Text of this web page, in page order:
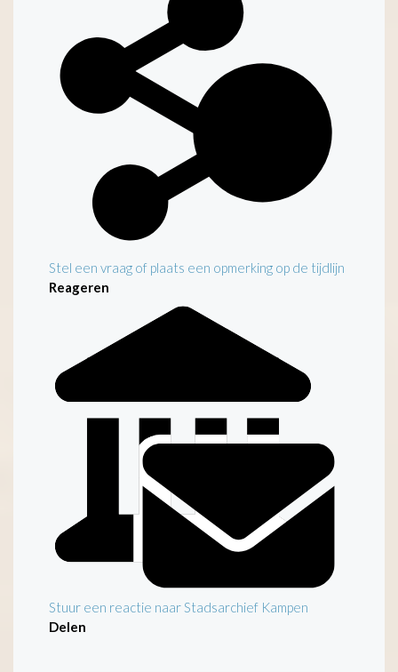
Stel een vraag of plaats een opmerking op de tijdlijn
Reageren
Stuur een reactie naar Stadsarchief Kampen
Delen